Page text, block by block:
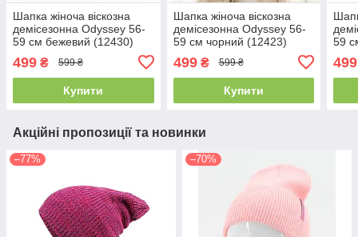
Шапка жіноча віскозна
демісезонна Odyssey 56-
59 см бежевий (12430)
499 ₴ 599 ₴
Купити
Шапка жіноча віскозна
демісезонна Odyssey 56-
59 см чорний (12423)
499₴ 599 ₴
Купити
59
499
Акційні пропозиції та новинки
–77% –70%